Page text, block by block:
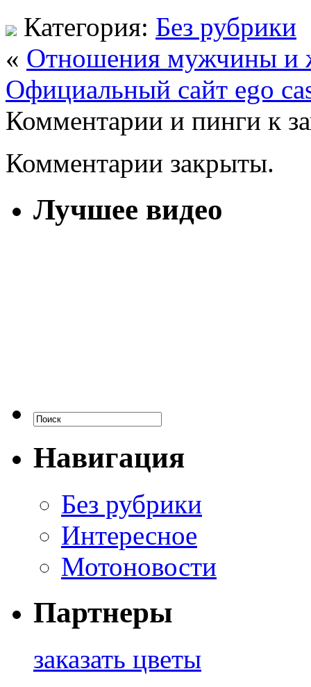
Категория: Без рубрики
« Отношения мужчины
Официальный сайт ego
Комментарии и пинги к
Комментарии закрыты.
Лучшее видео
Навигация
Без рубрики
Интересное
Мотоновости
Партнеры
заказать цветы